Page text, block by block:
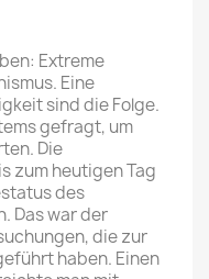
Extreme
Eine
sind die Folge.
gefragt, um
Die
zum heutigen Tag
des
Das war der
die zur
haben. Einen